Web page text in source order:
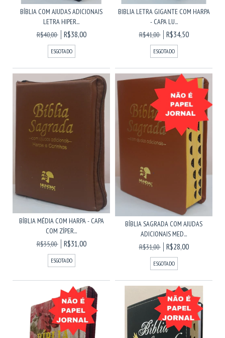
BÍBLIA COM AJUDAS ADICIONAIS
LETRA HIPER...
R$40,00
R$38,00
ESGOTADO
BIBLIA LETRA GIGANTE COM HARPA
- CAPA LU...
R$41,00
R$34,50
ESGOTADO
BÍBLIA MÉDIA COM HARPA - CAPA
COM ZÍPER...
R$35,00
R$31,00
ESGOTADO
BÍBLIA SAGRADA COM AJUDAS
ADICIONAIS MED...
R$31,00
R$28,00
ESGOTADO